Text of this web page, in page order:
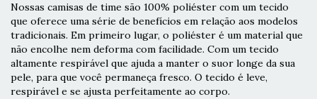
Nossas camisas de time são 100% poliéster com um tecido
que oferece uma série de benefícios em relação aos modelos
tradicionais. Em primeiro lugar, o poliéster é um material que
não encolhe nem deforma com facilidade. Com um tecido
altamente respirável que ajuda a manter o suor longe da sua
pele, para que você permaneça fresco. O tecido é leve,
respirável e se ajusta perfeitamente ao corpo.